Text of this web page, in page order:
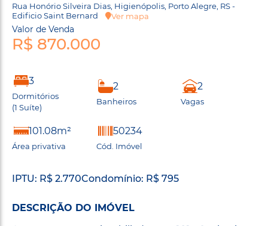
Rua Honório Silveira Dias, Higienópolis, Porto Alegre, RS -
Edificio Saint Bernard
Ver mapa
Valor de Venda
R$ 870.000
3
Dormitórios
(1 Suíte)
2
Banheiros
2
Vagas
101.08m²
Área privativa
50234
Cód. Imóvel
IPTU: R$ 2.770Condomínio: R$ 795
DESCRIÇÃO DO IMÓVEL